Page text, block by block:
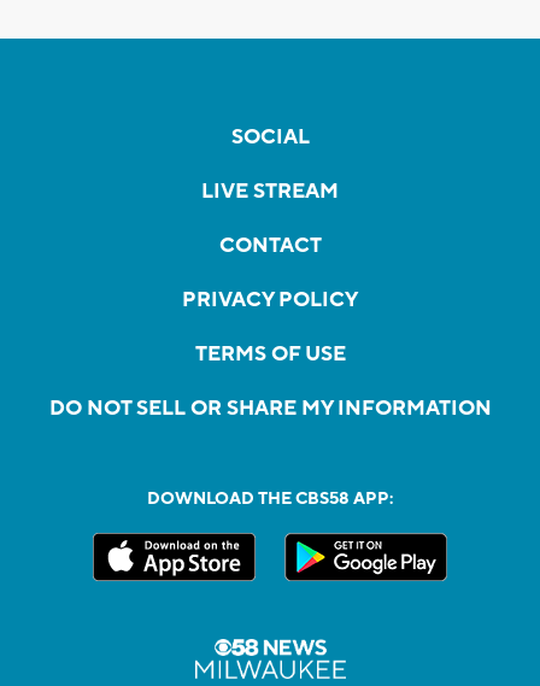
SOCIAL
LIVE STREAM
CONTACT
PRIVACY POLICY
TERMS OF USE
DO NOT SELL OR SHARE MY INFORMATION
DOWNLOAD THE CBS58 APP: